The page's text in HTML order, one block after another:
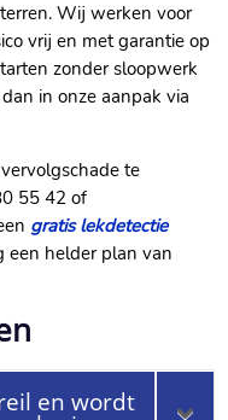
Wij werken voor
vrij en met garantie op
zonder sloopwerk
in onze aanpak via
te
55 42 of
gratis lekdetectie
helder plan van
en wordt